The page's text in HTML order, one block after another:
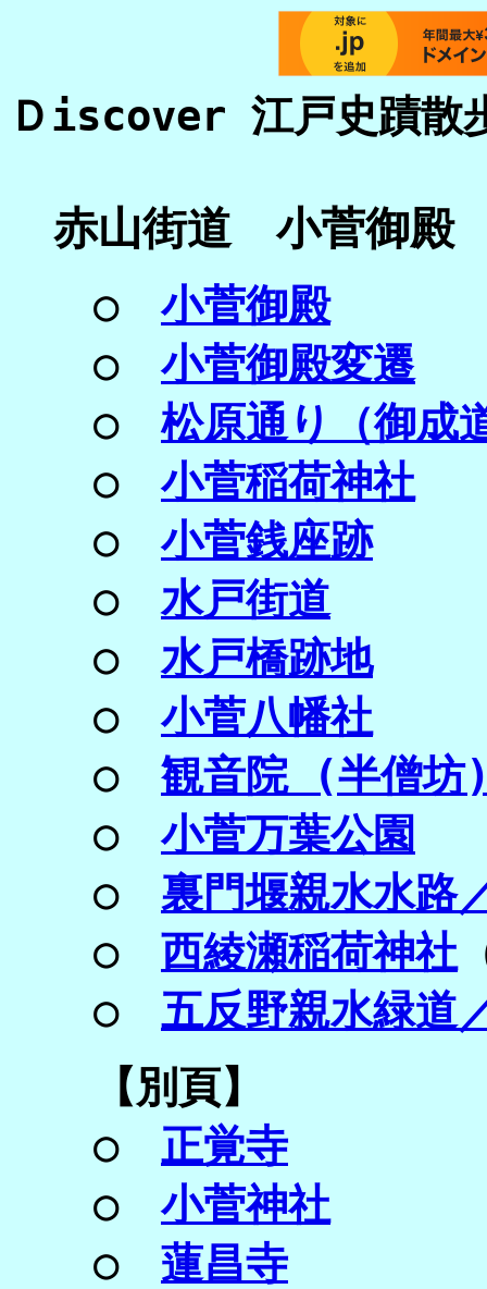
Ｄiscover 江戸史蹟散
赤山街道 小菅御殿
○小菅御殿
○小菅御殿変遷
○ 松原通り（御成
○小菅稲荷神社
○小菅銭座跡
○水戸街道
○水戸橋跡地
○小菅八幡社
○ 観音院 (半僧坊
○小菅万葉公園
○ 裏門堰親水水路
○ 西綾瀬稲荷神社
○ 五反野親水緑道
【別頁】
○ 正覚寺
○小菅神社
○ 蓮昌寺